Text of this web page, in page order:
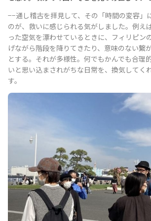
−−通し稽古を拝見して、その「時間の変容」
のが、救いに感じられる気がしました。例え
った空気を漂わせているときに、フィリピン
げながら階段を降りてきたり、意味のない繋
とする。それが多様性。何でもかんでも合理
いと思い込まされがちな日常を、換気してく
す。